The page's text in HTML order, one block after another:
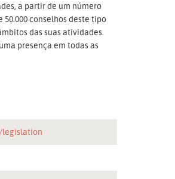
a partir de um número
conselhos deste tipo
das suas atividades.
presença em todas as
legislation